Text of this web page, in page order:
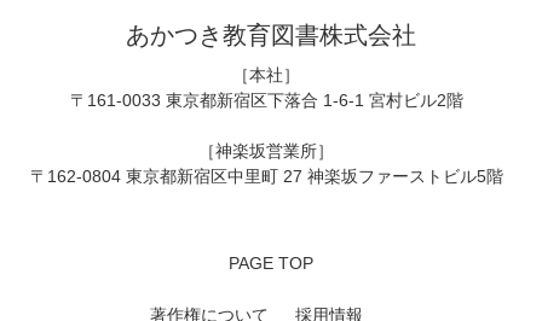
あかつき教育図書株式会社
［本社］
〒161-0033 東京都新宿区下落合 1-6-1 宮村ビル2階
［神楽坂営業所］
〒162-0804 東京都新宿区中里町 27 神楽坂ファーストビル5階
PAGE TOP
採用情報
著作権について